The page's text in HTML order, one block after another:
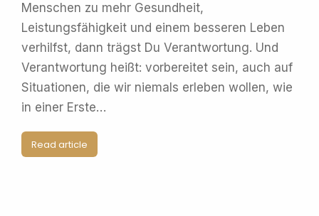
Menschen zu mehr Gesundheit,
Leistungsfähigkeit und einem besseren Leben
verhilfst, dann trägst Du Verantwortung. Und
Verantwortung heißt: vorbereitet sein, auch auf
Situationen, die wir niemals erleben wollen, wie
in einer Erste…
Read article